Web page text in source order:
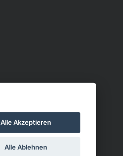
Alle Akzeptieren
Alle Ablehnen